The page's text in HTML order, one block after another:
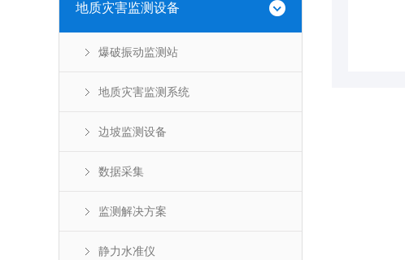
地质灾害监测设备
爆破振动监测站
地质灾害监测系统
边坡监测设备
数据采集
监测解决方案
静力水准仪